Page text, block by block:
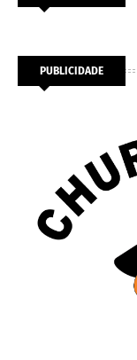
PUBLICIDADE